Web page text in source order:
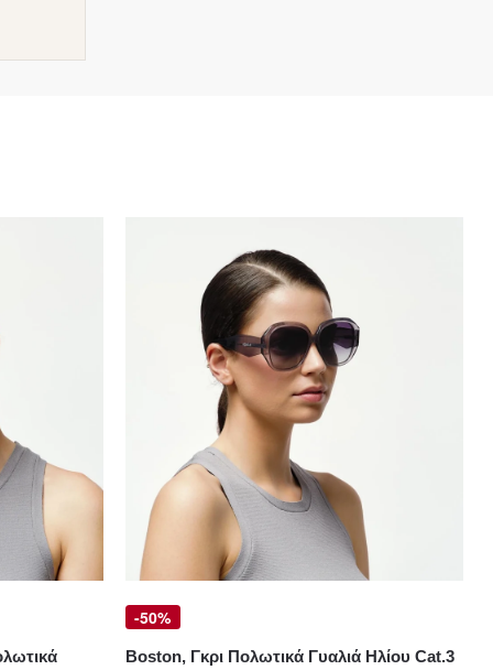
-50%
Boston, Γκρι Πολωτικά Γυαλιά Ηλίου Cat.3